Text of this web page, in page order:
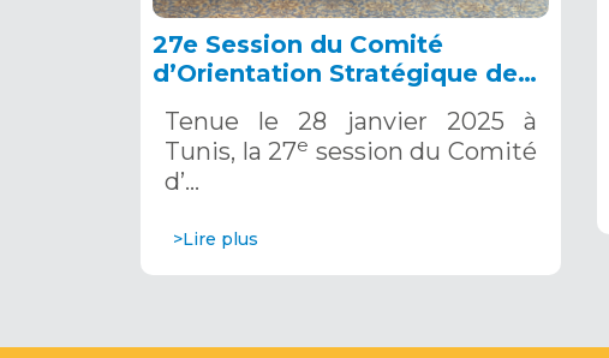
27e Session du Comité
d’Orientation Stratégique de
Tenue le 28 janvier 2025 à
Tunis, la 27e session du Comité
d’…
>Lire plus